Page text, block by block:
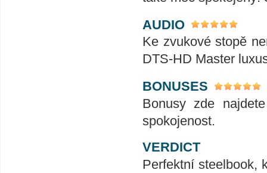
AUDIO
Ke zvukové stopě
DTS-HD Master
BONUSES
Bonusy zde
spokojenost.
VERDICT
Perfektní steelbook,